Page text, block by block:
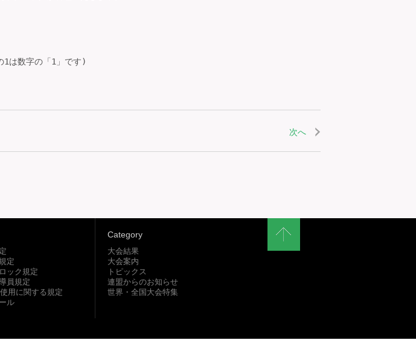
数字の「1」です)
次へ
定
ック規定
員規定
用に関する規定
ル
Category
大会結果
大会案内
トピックス
連盟からのお知らせ
世界・全国大会特集